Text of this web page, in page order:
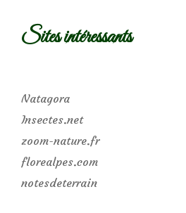
Sites intéressants
Natagora
Insectes.net
zoom-nature.fr
florealpes.com
notesdeterrain